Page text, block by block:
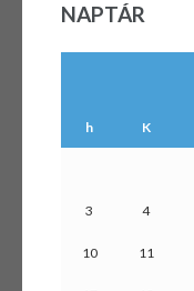
NAPTÁR
h K
3 4
10 11